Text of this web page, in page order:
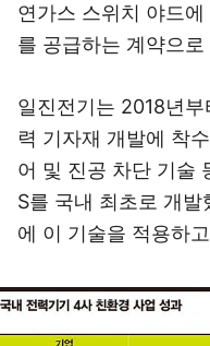
연가스 스위치 야드
를 공급하는 계약으
일진전기는 2018년
력 기자재 개발에 착
어 및 진공 차단 기술
S를 국내 최초로 개
에 이 기술을 적용하